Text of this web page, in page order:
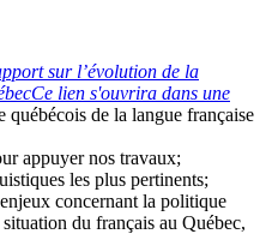
sur l’évolution de la
Ce lien s'ouvrira dans une
québécois de la langue française
appuyer nos travaux;
les plus pertinents;
concernant la politique
du français au Québec,